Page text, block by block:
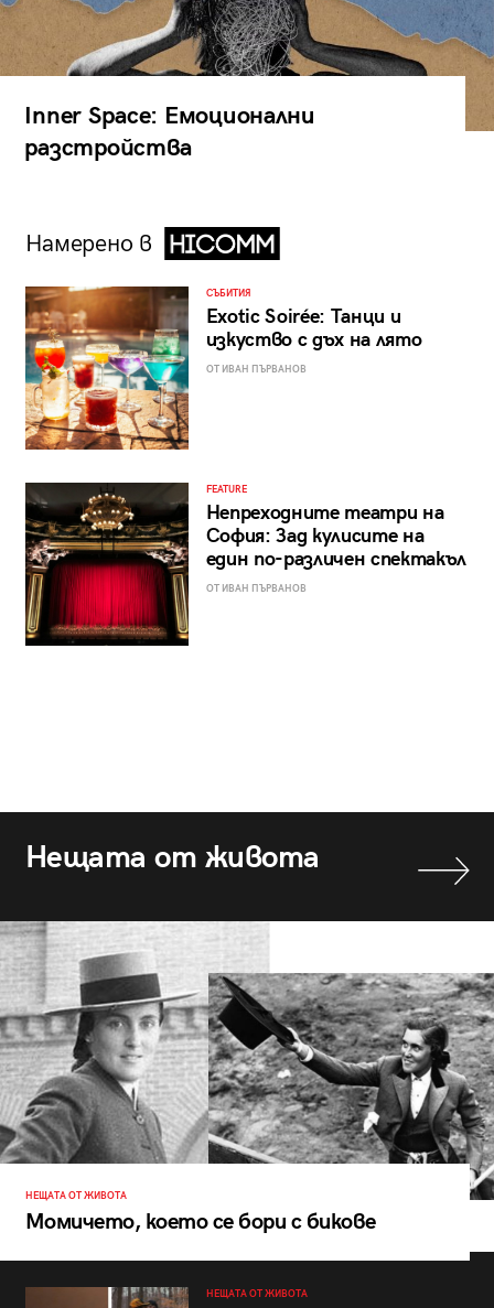
Inner Space: Емоционални
разстройства
Намерено в
СЪБИТИЯ
Exotic Soirée: Танци и
изкуство с дъх на лято
ОТ ИВАН ПЪРВАНОВ
FEATURE
Непреходните театри на
София: Зад кулисите на
един по-различен спектакъл
ОТ ИВАН ПЪРВАНОВ
Нещата от живота
НЕЩАТА ОТ ЖИВОТА
Момичето, което се бори с бикове
НЕЩАТА ОТ ЖИВОТА